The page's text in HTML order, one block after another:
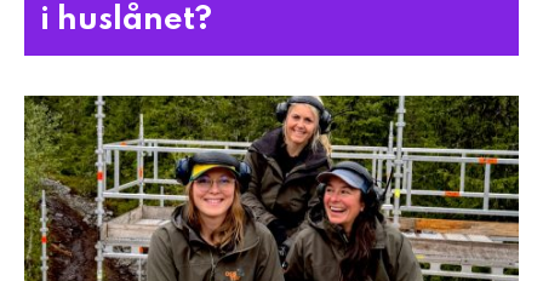
i huslånet?